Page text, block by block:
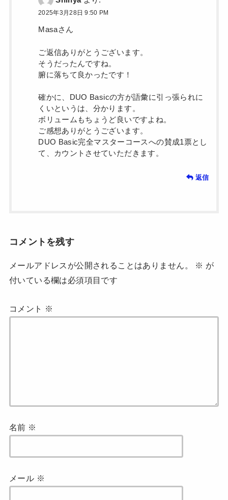
2025年3月28日 9:50 PM
Masaさん
ご返信ありがとうございます。
そうだったんですね。
腑に落ちて良かったです！
確かに、DUO Basicの方が語彙に引っ張られに
くいというは、分かります。
ボリュームもちょうど良いですよね。
ご感想ありがとうございます。
DUO Basic完全マスターコースへの賛成1票とし
て、カウントさせていただきます。
返信
コメントを残す
メールアドレスが公開されることはありません。 ※ が
付いている欄は必須項目です
コメント ※
名前 ※
メール ※